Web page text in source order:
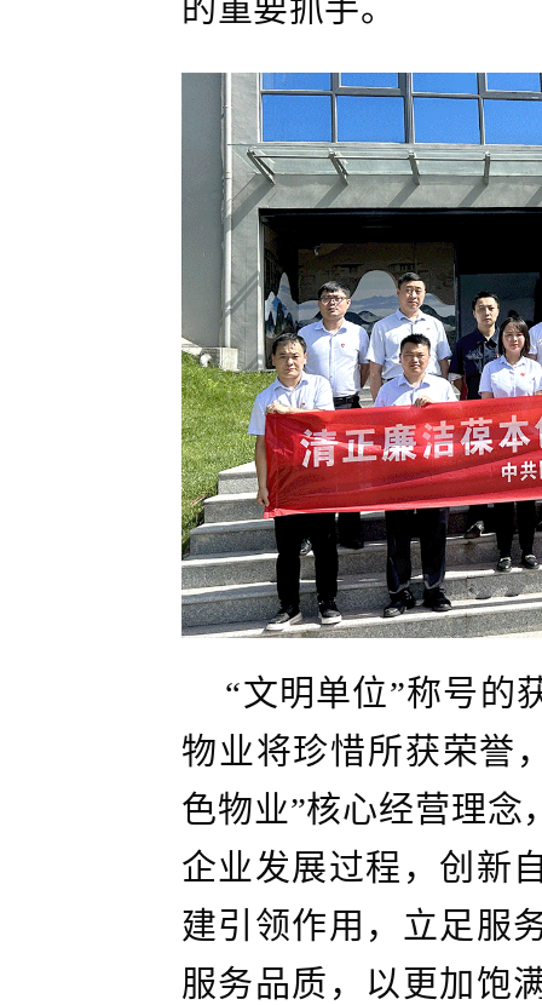
的重要抓手。
“文明单位”称号的
物业将珍惜所获荣誉
色物业”核心经营理念
企业发展过程，创新
建引领作用，立足服
服务品质，以更加饱